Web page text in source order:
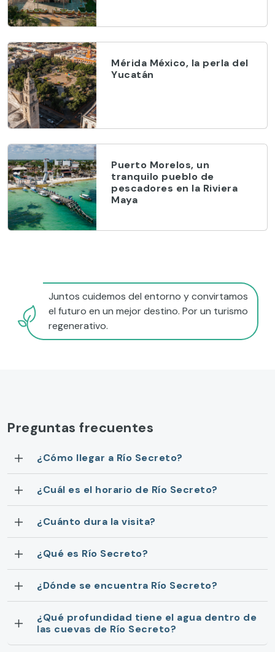
Mérida México, la perla del
Yucatán
Puerto Morelos, un
tranquilo pueblo de
pescadores en la Riviera
Maya
Juntos cuidemos del entorno y convirtamos
el futuro en un mejor destino. Por un turismo
regenerativo.
Preguntas frecuentes
¿Cómo llegar a Río Secreto?
¿Cuál es el horario de Río Secreto?
¿Cuánto dura la visita?
¿Qué es Río Secreto?
¿Dónde se encuentra Río Secreto?
¿Qué profundidad tiene el agua dentro de
las cuevas de Río Secreto?